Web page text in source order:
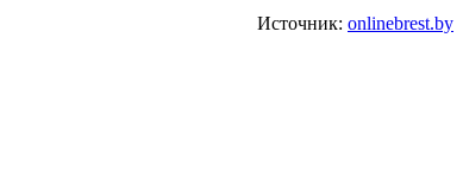
Источник: onlinebrest.by